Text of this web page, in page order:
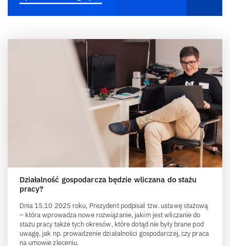
Działalność gospodarcza będzie wliczana do stażu
pracy?
Dnia 15.10 2025 roku, Prezydent podpisał tzw. ustawę stażową
– która wprowadza nowe rozwiązanie, jakim jest wliczanie do
stażu pracy także tych okresów, które dotąd nie były brane pod
uwagę, jak np. prowadzenie działalności gospodarczej, czy praca
na umowie zleceniu.